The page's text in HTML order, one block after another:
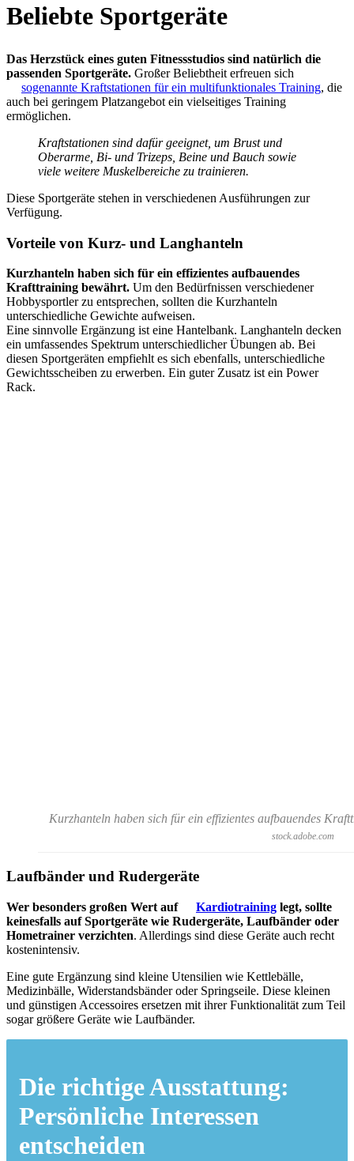
Beliebte Sportgeräte
Das Herzstück eines guten Fitnessstudios sind natürlich die
passenden Sportgeräte. Großer Beliebtheit erfreuen sich
sogenannte Kraftstationen für ein multifunktionales Training, die
auch bei geringem Platzangebot ein vielseitiges Training
ermöglichen.
Kraftstationen sind dafür geeignet, um Brust und
Oberarme, Bi- und Trizeps, Beine und Bauch sowie
viele weitere Muskelbereiche zu trainieren.
Diese Sportgeräte stehen in verschiedenen Ausführungen zur
Verfügung.
Vorteile von Kurz- und Langhanteln
Kurzhanteln haben sich für ein effizientes aufbauendes
Krafttraining bewährt. Um den Bedürfnissen verschiedener
Hobbysportler zu entsprechen, sollten die Kurzhanteln
unterschiedliche Gewichte aufweisen.
Eine sinnvolle Ergänzung ist eine Hantelbank. Langhanteln decken
ein umfassendes Spektrum unterschiedlicher Übungen ab. Bei
diesen Sportgeräten empfiehlt es sich ebenfalls, unterschiedliche
Gewichtsscheiben zu erwerben. Ein guter Zusatz ist ein Power
Rack.
Kurzhanteln haben sich für ein effizientes aufbauendes
stock.adobe.com
Laufbänder und Rudergeräte
Wer besonders großen Wert auf Kardiotraining legt, sollte
keinesfalls auf Sportgeräte wie Rudergeräte, Laufbänder oder
Hometrainer verzichten. Allerdings sind diese Geräte auch recht
kostenintensiv.
Eine gute Ergänzung sind kleine Utensilien wie Kettlebälle,
Medizinbälle, Widerstandsbänder oder Springseile. Diese kleinen
und günstigen Accessoires ersetzen mit ihrer Funktionalität zum Teil
sogar größere Geräte wie Laufbänder.
Die richtige Ausstattung:
Persönliche Interessen
entscheiden